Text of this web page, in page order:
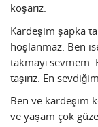
koşarız.
Kardeşim şapka
hoşlanmaz. Ben
takmayı sevmem.
taşırız. En
Ben ve kardeşim
ve yaşam çok